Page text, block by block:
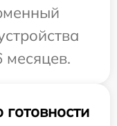
месяцев.